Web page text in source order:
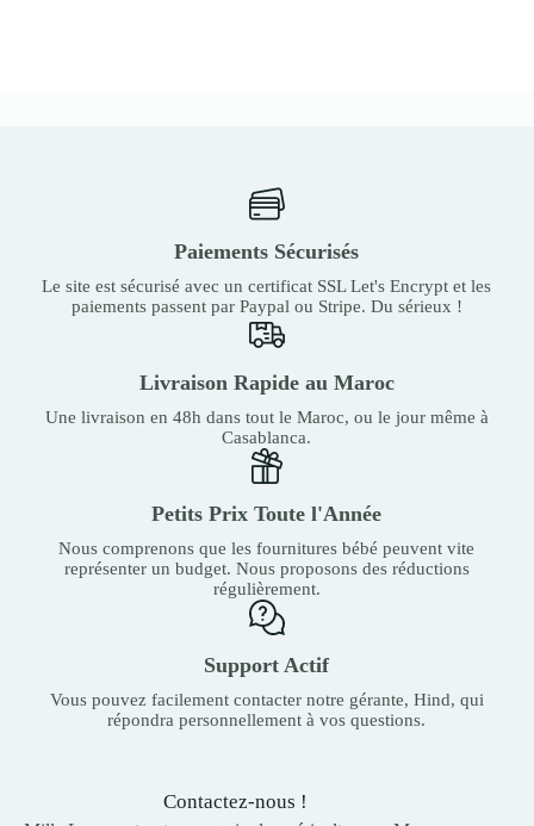
Paiements Sécurisés
Le site est sécurisé avec un certificat SSL Let's Encrypt et les
paiements passent par Paypal ou Stripe. Du sérieux !
Livraison Rapide au Maroc
Une livraison en 48h dans tout le Maroc, ou le jour même à
Casablanca.
Petits Prix Toute l'Année
Nous comprenons que les fournitures bébé peuvent vite
représenter un budget. Nous proposons des réductions
régulièrement.
Support Actif
Vous pouvez facilement contacter notre gérante, Hind, qui
répondra personnellement à vos questions.
Contactez-nous !